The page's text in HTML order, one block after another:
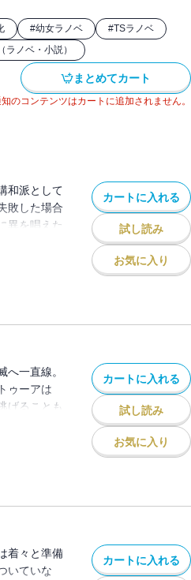
#幼女ラノベ #TSラノベ
ラノベ・小説）
まとめてカート
のコンテンツはカートに追加されません。
和派として
敗した場合
異を唱えた
障害物は排
カートに入れる
試し読み
お気に入り
一直線。
ゥーアは
げることも
るのは『最
カートに入れる
試し読み
お気に入り
着々と準備
いていな
カートに入れる